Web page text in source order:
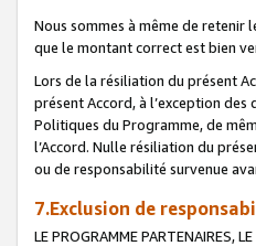
Nous sommes à même de retenir
que le montant correct est bien
Lors de la résiliation du présent
présent Accord, à l’exception
Politiques du Programme, de
l’Accord. Nulle résiliation du
ou de responsabilité survenue
7.Exclusion de
LE PROGRAMME PARTENAIRES,